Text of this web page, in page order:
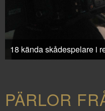
18 kända skådespelare i
PÄRLOR